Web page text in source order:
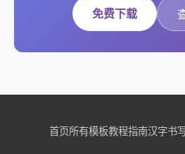
免费下载
首页所有模板教程指南汉字书